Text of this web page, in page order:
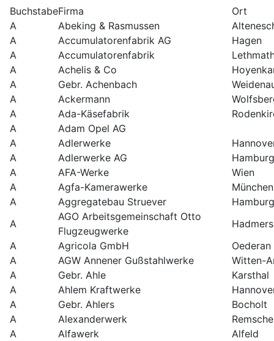
BuchstabeFirma
Ort
A
Abeking & Rasmussen
A
Accumulatorenfabrik AG
Hagen
A
Accumulatorenfabrik
A
Achelis & Co
A
Gebr. Achenbach
A
Ackermann
A
Ada-Käsefabrik
A
Adam Opel AG
A
Adlerwerke
A
Adlerwerke AG
Hamburg
A
AFA-Werke
Wien
A
Agfa-Kamerawerke
München
A
Aggregatebau Struever
Hamburg
A
AGO Arbeitsgemeinschaft Otto
Flugzeugwerke
A
Agricola GmbH
Oederan
A
AGW Annener Gußstahlwerke
Witten-
A
Gebr. Ahle
Karsthal
A
Ahlem Kraftwerke
A
Gebr. Ahlers
Bocholt
A
Alexanderwerk
A
Alfawerk
Alfeld